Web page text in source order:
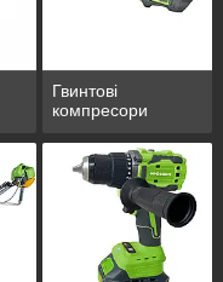
Гвинтові
компресори